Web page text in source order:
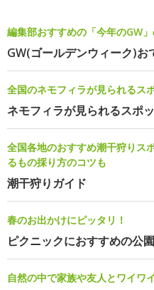
編集部おすすめの「今年のGW
GW(ゴールデンウィーク)お
全国のネモフィラが見られるス
ネモフィラが見られるスポ
全国各地のおすすめ潮干狩りス
るもの採り方のコツも
潮干狩りガイド
春のお出かけにピッタリ！
ピクニックにおすすめの公園
自然の中で家族や友人とワイワ